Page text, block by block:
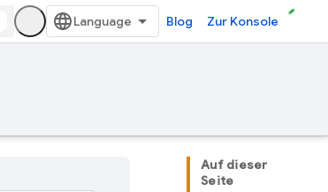
Blog Zur Konsole
Auf dieser
Seite